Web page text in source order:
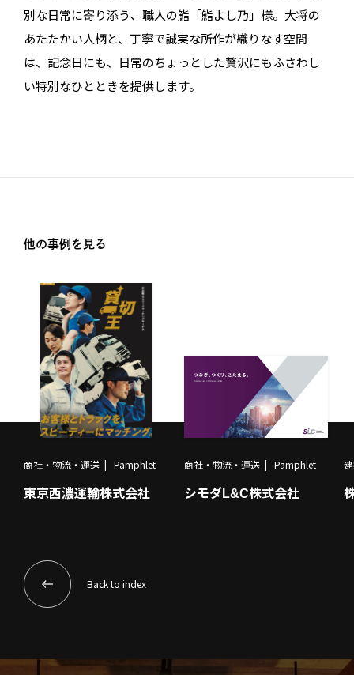
別な日常に寄り添う、職人の鮨「鮨よし乃」様。大将の
あたたかい人柄と、丁寧で誠実な所作が織りなす空間
は、記念日にも、日常のちょっとした贅沢にもふさわし
い特別なひとときを提供します。
他の事例を見る
商社・物流・運送 Pamphlet
東京西濃運輸株式会社
商社・物流・運送 Pamphlet
シモダL&C株式会社
Back to index